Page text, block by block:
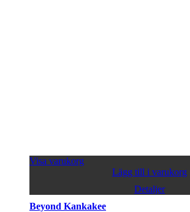
Visa varukorg
Lägg till i varukorg
Detaljer
Beyond Kankakee